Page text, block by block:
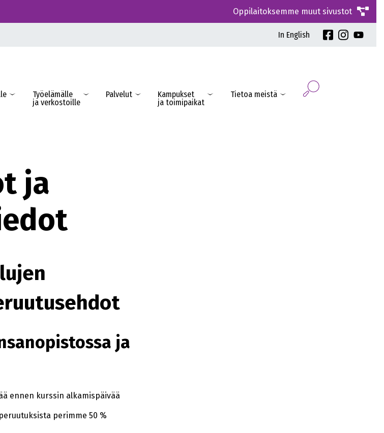
Oppilaitoksemme muut sivustot
In English
Työelämälle
ja verkostoille
Palvelut
Kampukset
ja toimipaikat
Tietoa meistä
ja
ja
ennen kurssin alkamispäivää
perimme 50 %